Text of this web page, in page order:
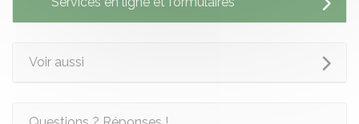
Voir aussi